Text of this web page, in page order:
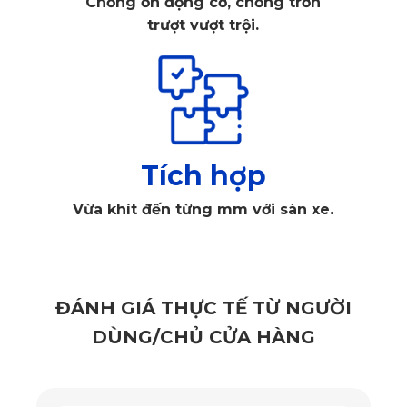
bộ diện tích sàn, tạo sự gọn gàng, sạch sẽ và sang trọng
tình trạng bụi bẩn, nước và các vết bẩn khác gây hại cho
trượt vượt trội.
Tích hợp
Vừa khít đến từng mm với sàn xe.
ĐÁNH GIÁ THỰC TẾ TỪ NGƯỜI
DÙNG/CHỦ CỬA HÀNG